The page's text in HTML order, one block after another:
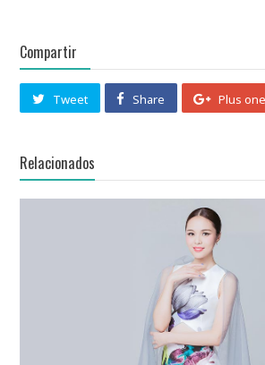
Compartir
Tweet Share Plus one
Relacionados